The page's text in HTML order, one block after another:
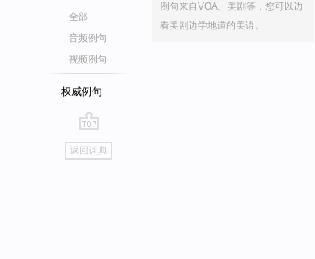
全部
音频例句
视频例句
权威例句
go
top
返回词典
例句来自VOA、美剧等，您可以边
看美剧边学地道的美语。